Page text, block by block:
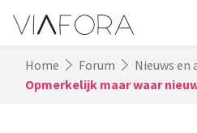
Home Forum
Nieuws en
Opmerkelijk maar waar